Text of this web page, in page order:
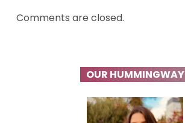
Comments are closed.
OUR HUMMINGWAY